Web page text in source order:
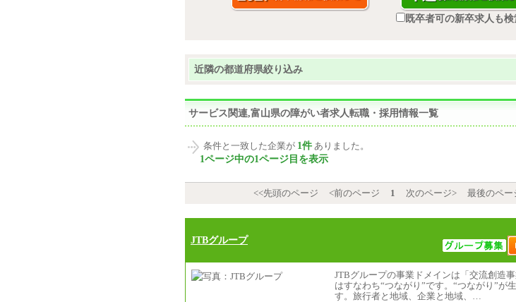
既卒者可の新卒求人も検
近隣の都道府県絞り込み
サービス関連,富山県の障がい者求人転職・採用情報一覧
条件と一致した企業が 1件 ありました。
1ページ中の1ページ目を表示
<<先頭のページ
<前のページ 1 次のページ> 最後のペー
JTBグループ
JTBグループの事業ドメインは「交流創造
はすなわち“つながり”です。“つながり”が
す。旅行者と地域、企業と地域、…